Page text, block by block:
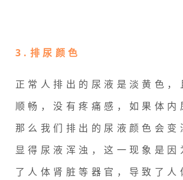
3.排尿颜色
正常人排出的尿液是淡黄色，
顺畅，没有疼痛感，如果体内
那么我们排出的尿液颜色会变
显得尿液浑浊，这一现象是因
了人体肾脏等器官，导致了人